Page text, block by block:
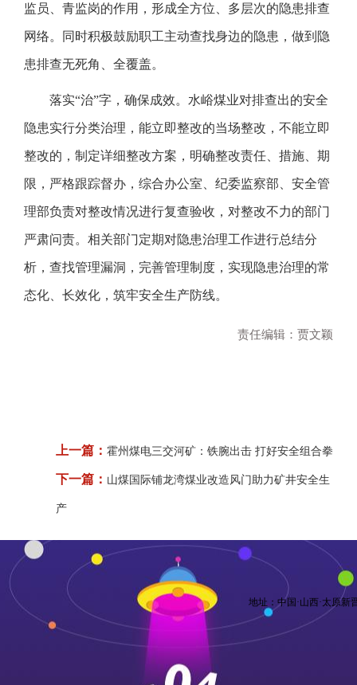
监员、青监岗的作用，形成全方位、多层次的隐患排查
网络。同时积极鼓励职工主动查找身边的隐患，做到隐
患排查无死角、全覆盖。
落实“治”字，确保成效。水峪煤业对排查出的安全
隐患实行分类治理，能立即整改的当场整改，不能立即
整改的，制定详细整改方案，明确整改责任、措施、期
限，严格跟踪督办，综合办公室、纪委监察部、安全管
理部负责对整改情况进行复查验收，对整改不力的部门
严肃问责。相关部门定期对隐患治理工作进行总结分
析，查找管理漏洞，完善管理制度，实现隐患治理的常
态化、长效化，筑牢安全生产防线。
责任编辑：贾文颖
上一篇： 霍州煤电三交河矿：铁腕出击 打好安全组合拳
下一篇： 山煤国际铺龙湾煤业改造风门助力矿井安全生
产
地址：中国·山西·太原新